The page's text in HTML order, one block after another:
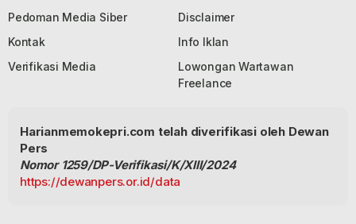
Pedoman Media Siber
Disclaimer
Kontak
Info Iklan
Verifikasi Media
Lowongan Wartawan
Freelance
Harianmemokepri.com telah diverifikasi oleh Dewan
Pers
Nomor 1259/DP-Verifikasi/K/XIII/2024
https://dewanpers.or.id/data